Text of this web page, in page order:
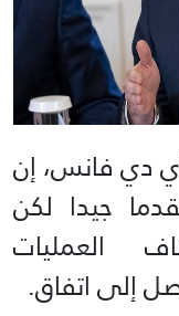
دي فانس، إن
جيدا لكن
العمليات
إلى اتفاق.